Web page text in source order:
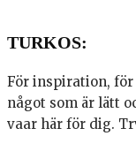
TURKOS:
För inspiration,
något som är lätt
vaar här för dig.